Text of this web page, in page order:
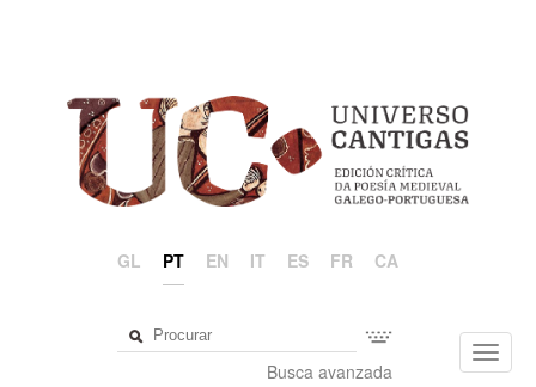
GL PT EN IT ES FR CA
Busca avanzada